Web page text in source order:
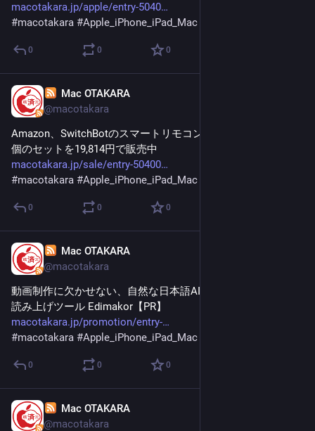
macotakara.jp/apple/entry-5040
#macotakara #Apple_iPhone_iPad_Mac
0 0 0
Mac OTAKARA
@macotakara
Amazon、SwitchBotのスマートリモコンとスマートカーテン2
個のセットを19,814円で販売中
macotakara.jp/sale/entry-50400
#macotakara #Apple_iPhone_iPad_Mac
0 0 0
Mac OTAKARA
@macotakara
動画制作に欠かせない、自然な日本語AI音声合成・テキスト
読み上げツール Edimakor【PR】
macotakara.jp/promotion/entry-
#macotakara #Apple_iPhone_iPad_Mac
0 0 0
Mac OTAKARA
@macotakara